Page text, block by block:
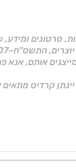
סרטונים
אותם, אנא
קרדיט